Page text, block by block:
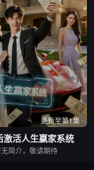
更新至第1集
激活人生赢家系统
简介，敬请期待